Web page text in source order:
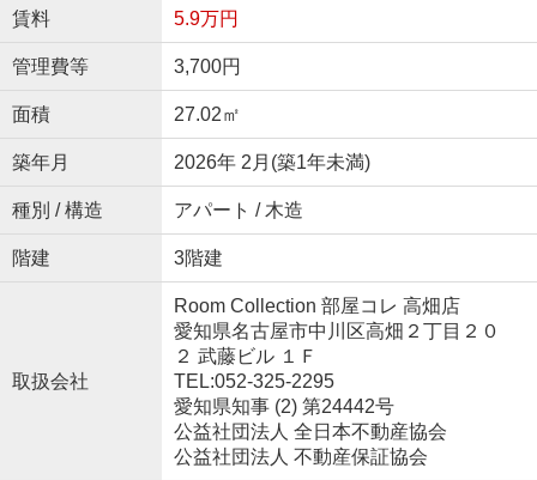
賃料 5.9万円
管理費等 3,700円
面積 27.02㎡
築年月 2026年 2月(築1年未満)
種別 / 構造 アパート / 木造
階建 3階建
取扱会社
Room Collection 部屋コレ 高畑店
愛知県名古屋市中川区高畑２丁目２０
２ 武藤ビル １Ｆ
TEL:052-325-2295
愛知県知事 (2) 第24442号
公益社団法人 全日本不動産協会
公益社団法人 不動産保証協会